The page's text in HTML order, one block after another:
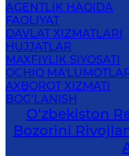
AGENTLIK HAQIDA
FAOLIYAT
DAVLAT XIZMATLARI
HUJJATLAR
MAXFIYLIK SIYOSATI
OCHIQ
AXBOROT XIZMATI
BOG‘LANISH
O‘zbekiston
Bozorini